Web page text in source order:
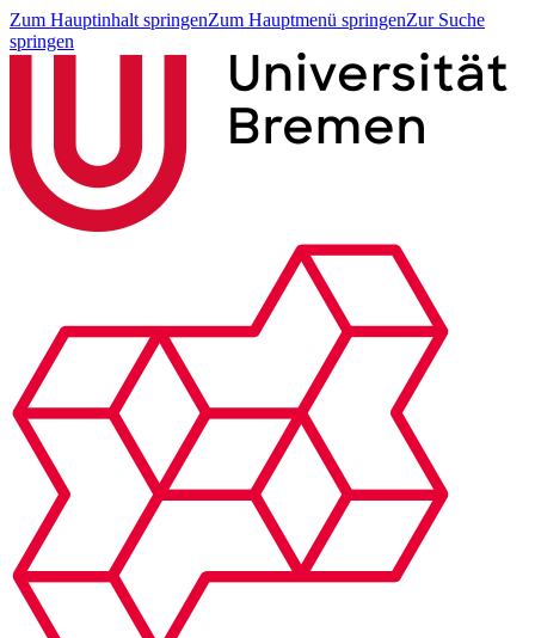
Zum Hauptinhalt springenZum Hauptmenü springenZur Suche
springen